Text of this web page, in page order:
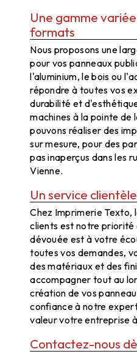
Une gamme
formats
Nous proposons une
pour vos panneaux
l'aluminium, le bois ou
répondre à toutes vos
durabilité et
machines à la pointe de
pouvons réaliser des
sur mesure, pour des
pas inaperçus dans les
Vienne.
Un service
Chez Imprimerie Texto,
clients est notre priorité
dévouée est à votre
toutes vos demandes,
des matériaux et des
accompagner tout au
création de vos
confiance à notre
valeur votre entreprise
Contactez-nous